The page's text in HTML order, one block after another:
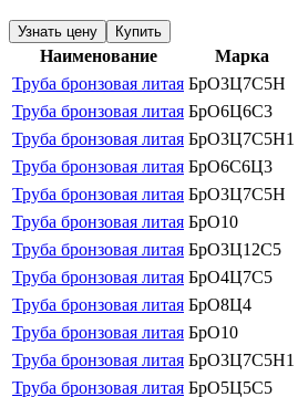
Узнать цену Купить
Наименование Марка
Труба бронзовая литая БрО3Ц7С5Н
Труба бронзовая литая БрО6Ц6С3
Труба бронзовая литая БрО3Ц7С5Н1
Труба бронзовая литая БрО6С6Ц3
Труба бронзовая литая БрО3Ц7С5Н
Труба бронзовая литая БрО10
Труба бронзовая литая БрО3Ц12С5
Труба бронзовая литая БрО4Ц7С5
Труба бронзовая литая БрО8Ц4
Труба бронзовая литая БрО10
Труба бронзовая литая БрО3Ц7С5Н1
Труба бронзовая литая БрО5Ц5С5